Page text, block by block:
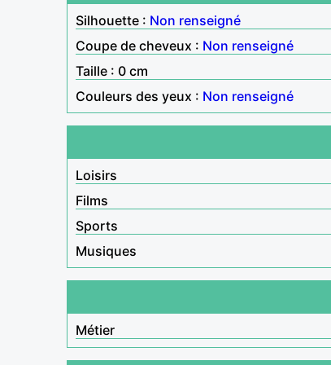
Silhouette : Non renseigné
Coupe de cheveux : Non renseigné
Taille : 0 cm
Couleurs des yeux : Non renseigné
Loisirs
Films
Sports
Musiques
Métier